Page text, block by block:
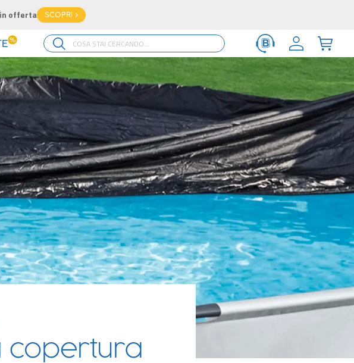
in offerta SCOPRI >
%
copertura